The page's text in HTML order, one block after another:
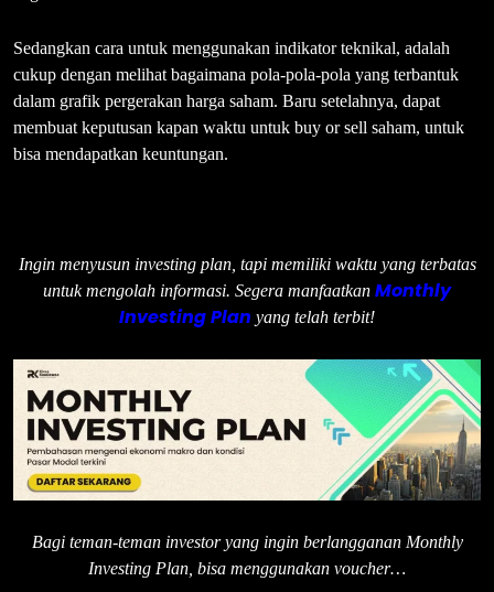
Sedangkan cara untuk menggunakan indikator teknikal, adalah
cukup dengan melihat bagaimana pola-pola-pola yang terbantuk
dalam grafik pergerakan harga saham. Baru setelahnya, dapat
membuat keputusan kapan waktu untuk buy or sell saham, untuk
bisa mendapatkan keuntungan.
Ingin menyusun investing plan, tapi memiliki waktu yang terbatas
untuk mengolah informasi. Segera manfaatkan Monthly
Investing Plan yang telah terbit!
Bagi teman-teman investor yang ingin berlangganan Monthly
Investing Plan, bisa menggunakan voucher…